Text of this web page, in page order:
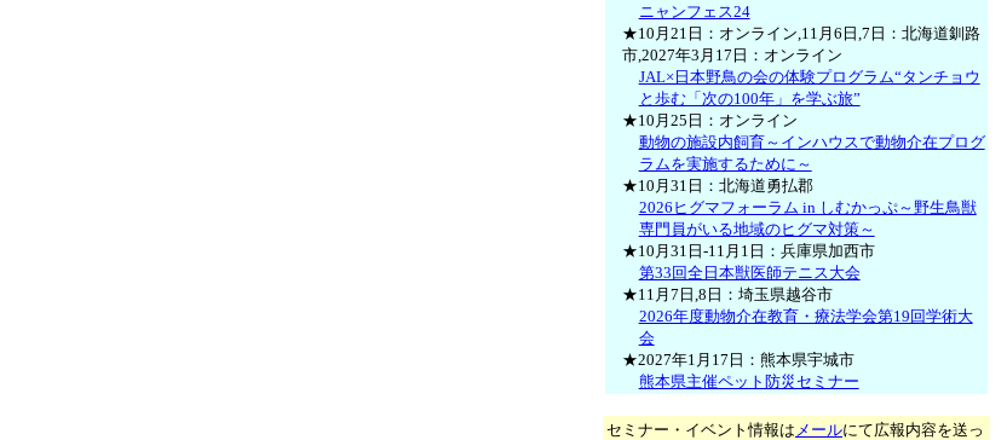
ニャンフェス24
★10月21日：オンライン,11月6日,7日：北海道釧路
市,2027年3月17日：オンライン
JAL×日本野鳥の会の体験プログラム“タンチョウ
と歩む「次の100年」を学ぶ旅”
★10月25日：オンライン
動物の施設内飼育～インハウスで動物介在プログ
ラムを実施するために～
★10月31日：北海道勇払郡
2026ヒグマフォーラム in しむかっぷ～野生鳥獣
専門員がいる地域のヒグマ対策～
★10月31日-11月1日：兵庫県加西市
第33回全日本獣医師テニス大会
★11月7日,8日：埼玉県越谷市
2026年度動物介在教育・療法学会第19回学術大
会
★2027年1月17日：熊本県宇城市
熊本県主催ペット防災セミナー
セミナー・イベント情報は メールにて広報内容を送っ